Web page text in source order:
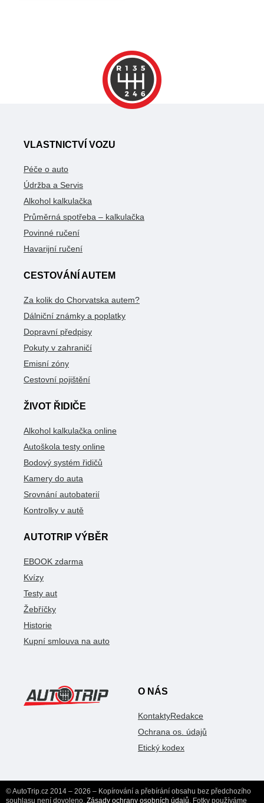
VLASTNICTVÍ VOZU
Péče o auto
Údržba a Servis
Alkohol kalkulačka
Průměrná spotřeba – kalkulačka
Povinné ručení
Havarijní ručení
CESTOVÁNÍ AUTEM
Za kolik do Chorvatska autem?
Dálniční známky a poplatky
Dopravní předpisy
Pokuty v zahraničí
Emisní zóny
Cestovní pojištění
ŽIVOT ŘIDIČE
Alkohol kalkulačka online
Autoškola testy online
Bodový systém řidičů
Kamery do auta
Srovnání autobaterií
Kontrolky v autě
AUTOTRIP VÝBĚR
EBOOK zdarma
Kvízy
Testy aut
Žebříčky
Historie
Kupní smlouva na auto
O NÁS
KontaktyRedakce
Ochrana os. údajů
Etický kodex
© AutoTrip.cz 2014 – 2026 – Kopírování a přebírání obsahu bez předchozího
souhlasu není dovoleno. Zásady ochrany osobních údajů. Fotky používáme